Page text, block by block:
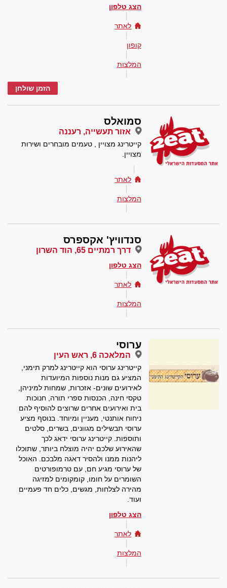
הצג טלפון
לאתר
קופון
המלצות
הזמן שולחן
סמואלס
אזור תעשייה, רעננה
קייטרינג מצויין , טעמים מובחרים ושירות
מצויין.
לאתר
המלצות
סנדוויץ' אקספרס
דרך רמתיים 65, הוד השרון
הצג טלפון
לאתר
המלצות
ערוסי
המלאכה 6, ראש העין
קייטרינג ערוסי הוא קייטרינג למרק תימני,
המציע גם מנות נוספות המיועדות
לאירועים שונים- אזכרות, שמחות למיניהן,
טקסי חינה, הכנסות ספרי תורה, חנוכות
בית ואירועים אחרים שרוצים להוסיף להם
ניחוח אותנטי, מעניין ומיוחד. בנוסף מציע
ערוסי תבשילים מגוונים, בשרים, סלטים
ותוספות. קייטרינג ערוסי ידאג לכך
שהאירוע שלכם יהיה מוצלח ביותר, שתוכלו
ליהנות ממנו ולהסיר דאגה מלבכם. האוכל
של ערוסי מגיע חם, עם טרמופורטים
השומרים על חומו, קומקומים למזיגה
מהירה לצלחות, מגשים, כלים חד פעמיים
ועוד.
הצג טלפון
לאתר
המלצות